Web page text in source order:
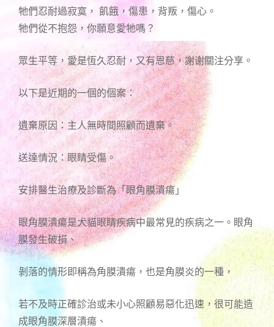
牠們忍耐過寂寞， 飢餓，傷患，背叛，傷心。
牠們從不抱怨，你願意愛牠嗎？
眾生平等，愛是恆久忍耐，又有恩慈，謝谢關注分享。
以下是近期的一個的個案：
遺棄原因：主人無時間照顧而遺棄。
送達情況：眼睛受傷。
安排醫生治療及診斷為「眼角膜潰瘍」
眼角膜潰瘍是犬貓眼睛疾病中最常見的疾病之一。眼角
膜發生破損、
剝落的情形即稱為角膜潰瘍，也是角膜炎的一種，
若不及時正確診治或未小心照顧易惡化迅速，很可能造
成眼角膜深層潰瘍、